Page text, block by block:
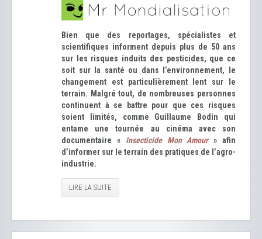
Bien que des reportages, spécialistes et
scientifiques informent depuis plus de 50 ans
sur les risques induits des pesticides, que ce
soit sur la santé ou dans l’environnement, le
changement est particulièrement lent sur le
terrain. Malgré tout, de nombreuses personnes
continuent à se battre pour que ces risques
soient limités, comme Guillaume Bodin qui
entame une tournée au cinéma avec son
documentaire « Insecticide Mon Amour» afin
d’informer sur le terrain des pratiques de l’agro-
industrie.
LIRE LA SUITE